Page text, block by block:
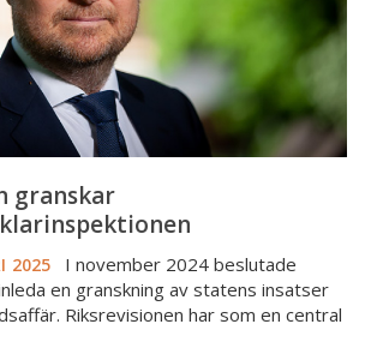
granskar
2025
I november 2024 beslutade
en granskning av statens insatser
Riksrevisionen har som en central